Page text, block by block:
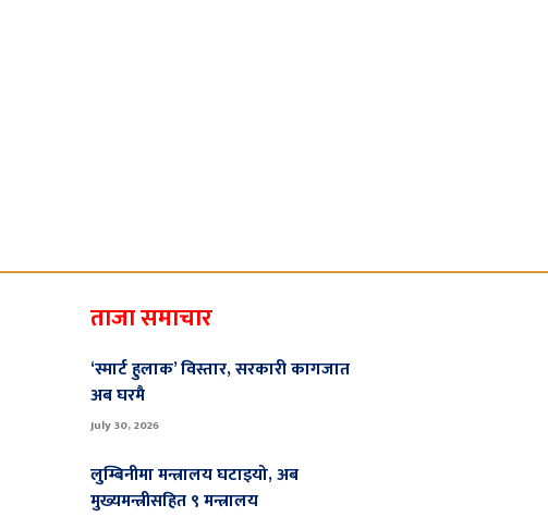
ताजा समाचार
‘स्मार्ट हुलाक’ विस्तार, सरकारी कागजात
अब घरमै
July 30, 2026
लुम्बिनीमा मन्त्रालय घटाइयो, अब
मुख्यमन्त्रीसहित ९ मन्त्रालय